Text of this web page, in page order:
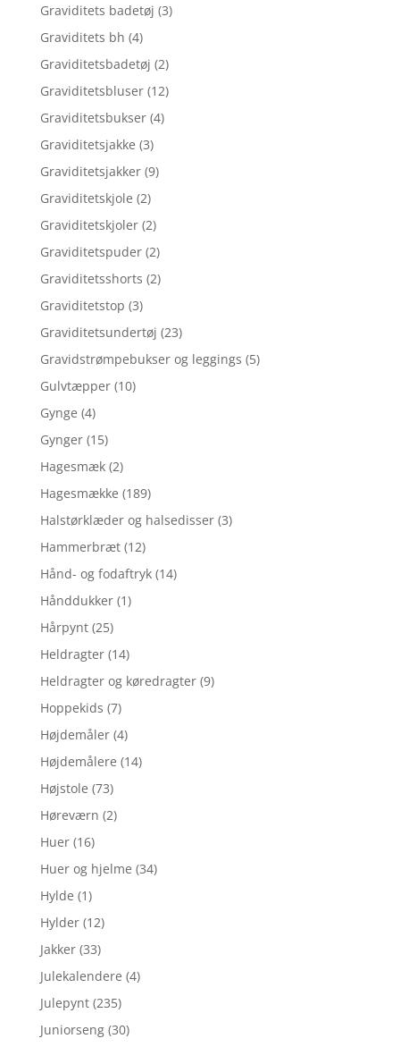
Graviditets badetøj (3)
Graviditets bh (4)
Graviditetsbadetøj (2)
Graviditetsbluser (12)
Graviditetsbukser (4)
Graviditetsjakke (3)
Graviditetsjakker (9)
Graviditetskjole (2)
Graviditetskjoler (2)
Graviditetspuder (2)
Graviditetsshorts (2)
Graviditetstop (3)
Graviditetsundertøj (23)
Gravidstrømpebukser og leggings (5)
Gulvtæpper (10)
Gynge (4)
Gynger (15)
Hagesmæk (2)
Hagesmække (189)
Halstørklæder og halsedisser (3)
Hammerbræt (12)
Hånd- og fodaftryk (14)
Hånddukker (1)
Hårpynt (25)
Heldragter (14)
Heldragter og køredragter (9)
Hoppekids (7)
Højdemåler (4)
Højdemålere (14)
Højstole (73)
Høreværn (2)
Huer (16)
Huer og hjelme (34)
Hylde (1)
Hylder (12)
Jakker (33)
Julekalendere (4)
Julepynt (235)
Juniorseng (30)